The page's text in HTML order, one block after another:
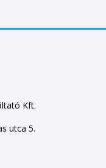
Kft.
utca 5.